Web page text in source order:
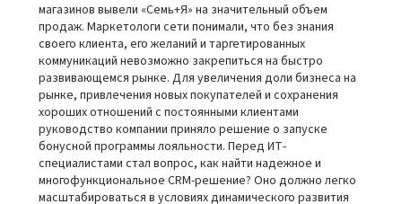
магазинов вывели «Семь+Я» на значительный объем
продаж. Маркетологи сети понимали, что без знания
своего клиента, его желаний и таргетированных
коммуникаций невозможно закрепиться на быстро
развивающемся рынке. Для увеличения доли бизнеса на
рынке, привлечения новых покупателей и сохранения
хороших отношений с постоянными клиентами
руководство компании приняло решение о запуске
бонусной программы лояльности. Перед ИТ-
специалистами стал вопрос, как найти надежное и
многофункциональное CRM-решение? Оно должно легко
масштабироваться в условиях динамического развития